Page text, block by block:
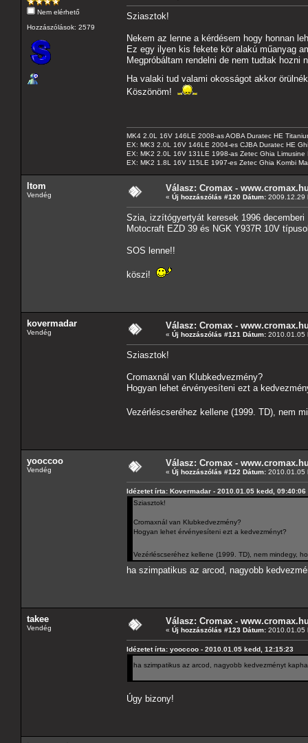
Nem elérhető
Hozzászólások: 2579
Sziasztok!
Nekem az lenne a kérdésem hogy honnan
Ez egy ilyen kis fekete kör alakú műanyag
Megpróbáltam rendelni de nem tudtak hozni
Ha valaki tud valami okosságot akkor
Köszönöm!
MK4 2.0L 16V 146LE 2008-as AOBA Duratec HE
EX: MK3 2.0L 16V 146LE 2004-es CJBA Duratec HE
EX: MK2 2.0L 16V 131LE 1998-as Zetec Ghia Limusine
EX: MK2 1.8L 16V 115LE 1997-es Zetec Ghia Kombi
ltom
Vendég
Válasz: Cromax -
« Új hozzászólás #120 Dátum: 2009.12.29
Szia, izzítógyertyát keresek 1996 decemberi
Motocraft EZD 39 és NGK Y937R 10V
SOS lenne!!
köszi!
kovermadar
Vendég
Válasz: Cromax -
« Új hozzászólás #121 Dátum: 2010.01.05
Sziasztok!
Cromaxnál van Klubkedvezmény?
Hogyan lehet érvényesíteni ezt a
Vezérléscseréhez kellene (1999. TD), nem
yooccoo
Vendég
Válasz: Cromax -
« Új hozzászólás #122 Dátum: 2010.01.05
Idézetet írta: Kovermadar - 2010.01.05 kedd, 09:40:06
Sziasztok!
Cromaxnál van Klubkedvezmény?
Hogyan lehet érvényesíteni ezt a kedvezményt?
Vezérléscseréhez kellene (1999. TD), nem mindegy,
ha szimpatikus az arcod, nagyobb
takee
Vendég
Válasz: Cromax -
« Új hozzászólás #123 Dátum: 2010.01.05
Idézetet írta: yooccoo - 2010.01.05 kedd, 12:15:23
ha szimpatikus az arcod, nagyobb kedvezményt
Úgy bizony!